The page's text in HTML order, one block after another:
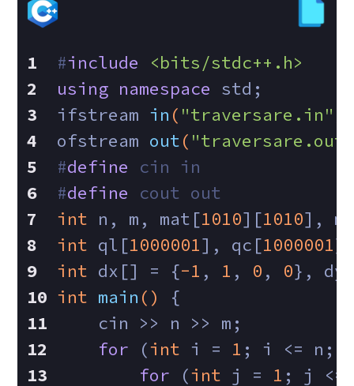
#include
<bits/stdc++.h>
using namespace std;
ifstream in ( "traversare.in"
ofstream out(
#define cin in
#define cout out
int n, m, mat[1010][1010],
int ql[1000001], qc[1000001
int dx[] = {-1 , 1 , 0 , 0},
int main ()
{
    cin >> n >> m;
for (int i = 1 ; i <= n;
for (int j = 1 ; j <=